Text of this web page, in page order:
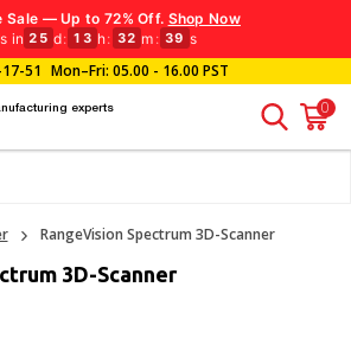
Sale — Up to 72% Off. Shop Now
in 25 d: 13 h: 32 m : 38 s
51 Mon–Fri: 05.00 - 16.00 PST
experts
0
RangeVision Spectrum 3D-Scanner
3D-Scanner